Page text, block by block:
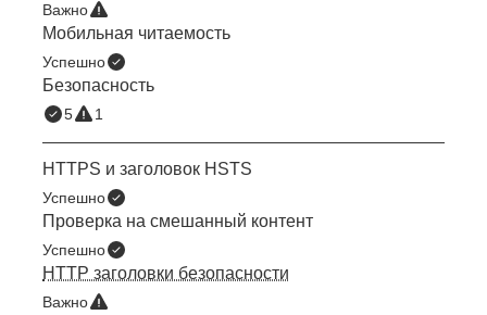
Важно
Мобильная читаемость
Успешно
Безопасность
5 1
HTTPS и заголовок HSTS
Успешно
Проверка на смешанный контент
Успешно
HTTP заголовки безопасности
Важно